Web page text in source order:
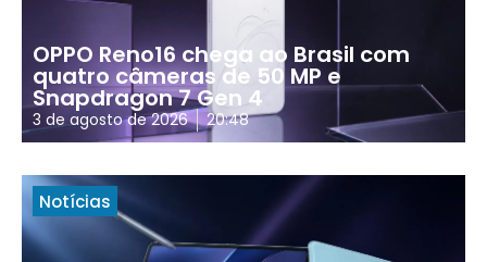
OPPO Reno16 chega ao Brasil com
quatro câmeras de 50 MP e
Snapdragon 7 Gen 4
3 de agosto de 2026 20:48
Notícias